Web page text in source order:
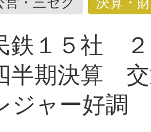
鉄１５社
半期決算
ジャー好調